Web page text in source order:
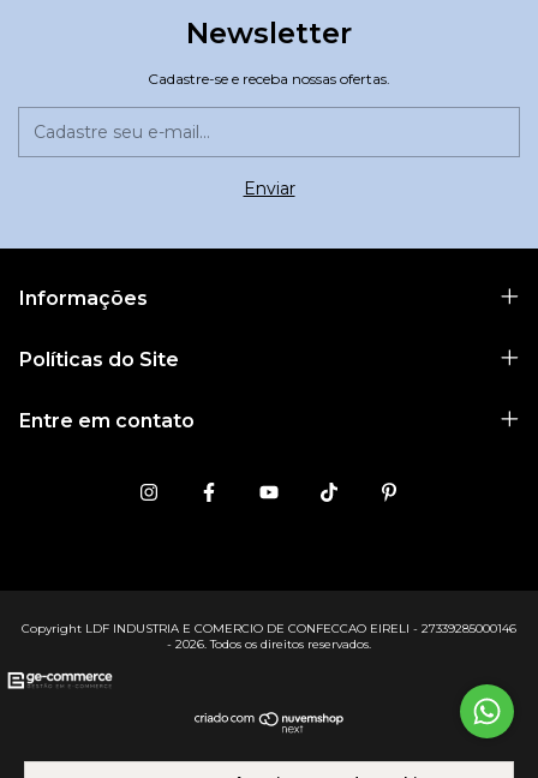
Newsletter
Cadastre-se e receba nossas ofertas.
Informações
Políticas do Site
Entre em contato
Copyright LDF INDUSTRIA E COMERCIO DE CONFECCAO EIRELI - 27339285000146
- 2026. Todos os direitos reservados.